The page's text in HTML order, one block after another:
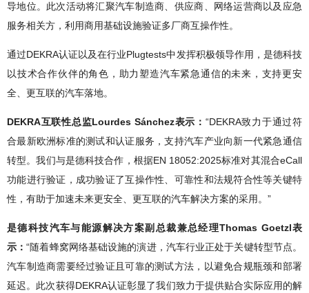
导地位。此次活动将汇聚汽车制造商、供应商、网络运营商以及应急
服务相关方，利用商用基础设施验证多厂商互操作性。
通过DEKRA认证以及在行业Plugtests中发挥积极领导作用，是德科技
以技术合作伙伴的角色，助力塑造汽车紧急通信的未来，支持更安
全、更互联的汽车落地。
DEKRA互联性总监Lourdes Sánchez表示： “DEKRA致力于通过符
合最新欧洲标准的测试和认证服务，支持汽车产业向新一代紧急通信
转型。我们与是德科技合作，根据EN 18052:2025标准对其混合eCall
功能进行验证，成功验证了互操作性、可靠性和法规符合性等关键特
性，有助于加速未来更安全、更互联的汽车解决方案的采用。”
是德科技汽车与能源解决方案副总裁兼总经理Thomas Goetzl表
示：“随着蜂窝网络基础设施的演进，汽车行业正处于关键转型节点。
汽车制造商需要经过验证且可靠的测试方法，以避免合规瓶颈和部署
延迟。此次获得DEKRA认证彰显了我们致力于提供贴合实际应用的解